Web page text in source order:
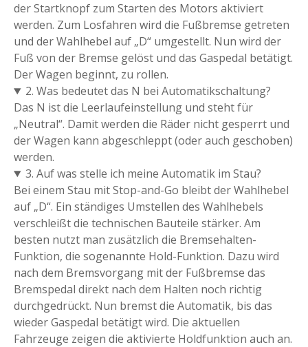
der Startknopf zum Starten des Motors aktiviert
werden. Zum Losfahren wird die Fußbremse getreten
und der Wahlhebel auf „D“ umgestellt. Nun wird der
Fuß von der Bremse gelöst und das Gaspedal betätigt.
Der Wagen beginnt, zu rollen.
2. Was bedeutet das N bei Automatikschaltung?
Das N ist die Leerlaufeinstellung und steht für
„Neutral“. Damit werden die Räder nicht gesperrt und
der Wagen kann abgeschleppt (oder auch geschoben)
werden.
3. Auf was stelle ich meine Automatik im Stau?
Bei einem Stau mit Stop-and-Go bleibt der Wahlhebel
auf „D“. Ein ständiges Umstellen des Wahlhebels
verschleißt die technischen Bauteile stärker. Am
besten nutzt man zusätzlich die Bremsehalten-
Funktion, die sogenannte Hold-Funktion. Dazu wird
nach dem Bremsvorgang mit der Fußbremse das
Bremspedal direkt nach dem Halten noch richtig
durchgedrückt. Nun bremst die Automatik, bis das
wieder Gaspedal betätigt wird. Die aktuellen
Fahrzeuge zeigen die aktivierte Holdfunktion auch an.